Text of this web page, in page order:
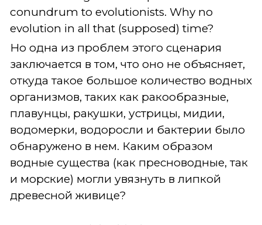
Но одна из проблем этого сценария
заключается в том, что оно не объясняет,
откуда такое большое количество водных
организмов, таких как ракообразные,
плавунцы, ракушки, устрицы, мидии,
водомерки, водоросли и бактерии было
обнаружено в нем. Каким образом
водные существа (как пресноводные, так
и морские) могли увязнуть в липкой
древесной живице?